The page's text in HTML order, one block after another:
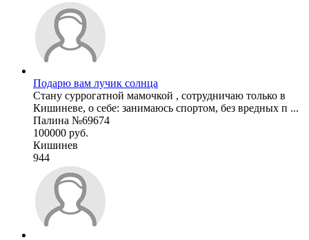
Подарю вам лучик солнца
Стану суррогатной мамочкой , сотрудничаю только в
Кишиневе, о себе: занимаюсь спортом, без вредных п ...
Палина №69674
100000 руб.
Кишинев
944